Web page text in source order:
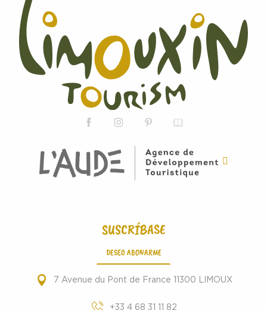
SUSCRÍBASE
DESEO ABONARME
7 Avenue du Pont de France 11300 LIMOUX
+33 4 68 31 11 82